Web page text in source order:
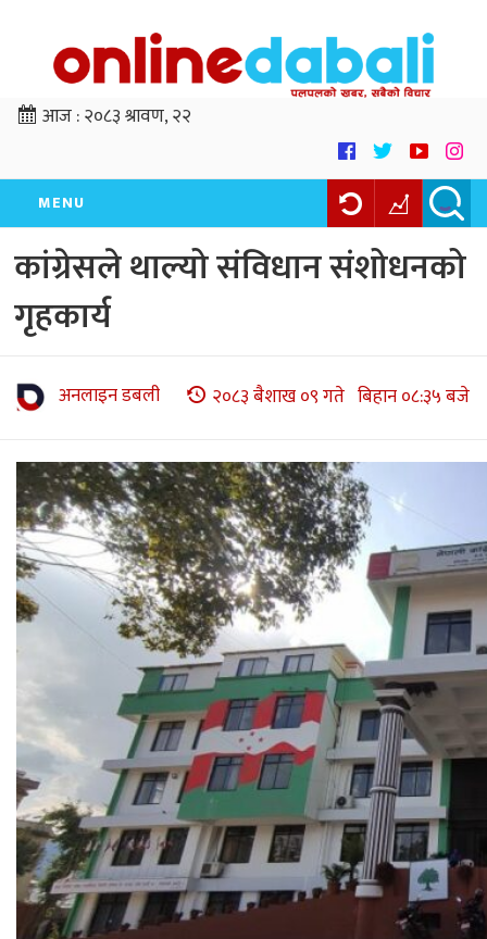
आज :२०८३ श्रावण, २२
MENU
कांग्रेसले थाल्यो संविधान संशोधनको
गृहकार्य
अनलाइन डबली २०८३ बैशाख ०९ गते बिहान ०८:३५ बजे